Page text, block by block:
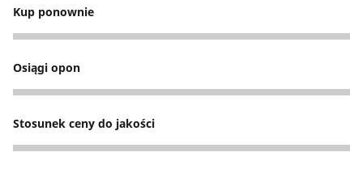
Kup ponownie
5
Osiągi opon
5
Stosunek ceny do jakości
5